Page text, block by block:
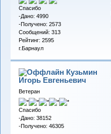
Спасибо
-Дано: 4990
-Получено: 2573
Сообщений: 313
Рейтинг: 2595
г.Барнаул
Кузьмин
Игорь Евгеньевич
Ветеран
Спасибо
-Дано: 38152
-Получено: 46305